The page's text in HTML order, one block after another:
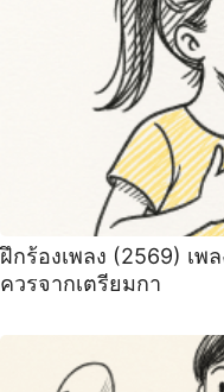
ฝึกร้องเพลง (2569) เพ
ควรจากเตรียมกา